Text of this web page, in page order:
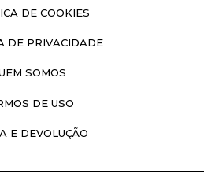
DE COOKIES
DE PRIVACIDADE
SOMOS
DE USO
E DEVOLUÇÃO